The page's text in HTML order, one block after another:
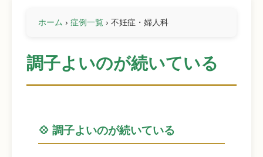
ホーム › 症例一覧 › 不妊症・婦人科
調子よいのが続いている
💠 調子よいのが続いている